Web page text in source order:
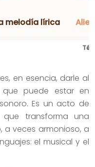
melodía lírica
en esencia, darle al
puede estar en
Es un acto de
que transforma una
a veces armonioso, a
el musical y el